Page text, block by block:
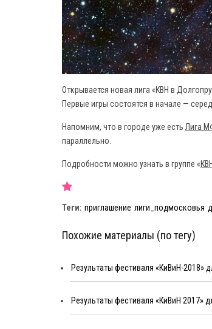
Открывается новая лига «КВН в
Первые игры состоятся в начале —
Напомним, что в городе уже есть Лига
параллельно.
Подробности можно узнать в группе «
Теги: приглашение лиги_подмосковья
Похожие материалы (по тегу)
Результаты фестиваля «КиВиН-2018»
Результаты фестиваля «КиВиН 2017»